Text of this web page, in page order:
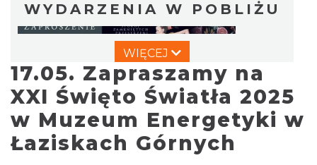
WYDARZENIA W POBLIŻU
Wystawa prof. Włodzimierza
Kwiatkowskiego w Tichauer Art Gallery
WIĘCEJ
17.05. Zapraszamy na
XXI Święto Światła 2025
w Muzeum Energetyki w
Łaziskach Górnych